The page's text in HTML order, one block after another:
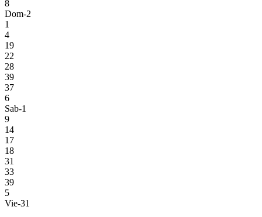
8
Dom-2
1
4
19
22
28
39
37
6
Sab-1
9
14
17
18
31
33
39
5
Vie-31